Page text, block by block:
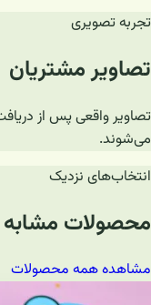
تجربه تصویری
تصاویر مشتریان
تصاویر واقعی پس از
می‌شوند.
انتخاب‌های نزدیک
محصولات مشابه
مشاهده همه محصولات